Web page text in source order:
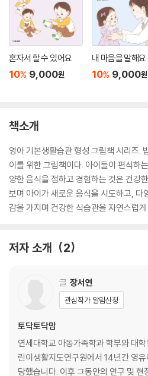
혼자서 할 수 있어요
10% 9,000원
내 마음을 말해요
10% 9,000원
책소개
영아 기본생활습관 형성 그림책 시리즈.
이를 위한 그림책이다. 아이들이 편식하
양한 음식을 접하고 경험하는 것은 건강
보며 아이가 새로운 음식을 시도하고, 다
감을 가지며 건강한 식습관을 자연스럽게
저자 소개 2
글 장서연
관심작가 알림신청
토닥토닥맘
연세대학교 아동가족학과 학부와 대
린이생활지도연구원에서 14년간 영
당했습니다. 이후 그동안의 연구 및